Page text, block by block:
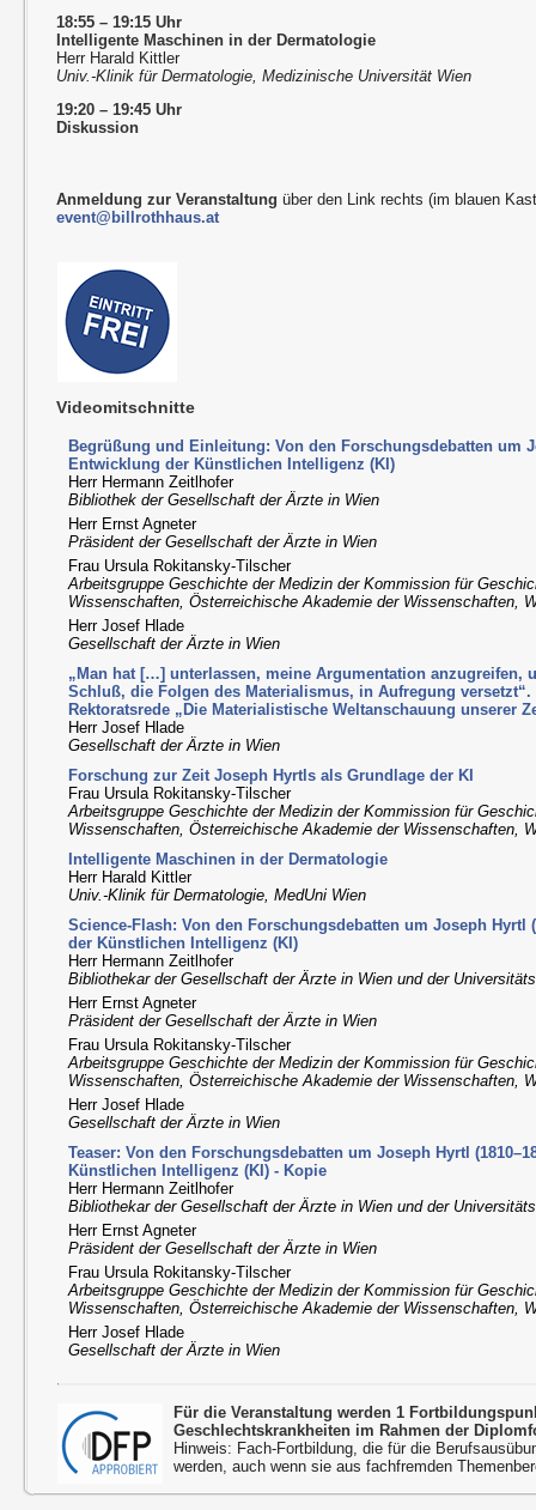
18:55 – 19:15 Uhr
Intelligente Maschinen in der Dermatologie
Herr Harald Kittler
Univ.-Klinik für Dermatologie, Medizinische Universität Wien
19:20 – 19:45 Uhr
Diskussion
Anmeldung zur Veranstaltung über den Link rechts (im blauen
event@billrothhaus.at
Videomitschnitte
Begrüßung und Einleitung: Von den Forschungsdebatten um
Entwicklung der Künstlichen Intelligenz (KI)
Herr Hermann Zeitlhofer
Bibliothek der Gesellschaft der Ärzte in Wien
Herr Ernst Agneter
Präsident der Gesellschaft der Ärzte in Wien
Frau Ursula Rokitansky-Tilscher
Arbeitsgruppe Geschichte der Medizin der Kommission für
Wissenschaften, Österreichische Akademie der Wissenschaften,
Herr Josef Hlade
Gesellschaft der Ärzte in Wien
„Man hat […] unterlassen, meine Argumentation anzugreifen,
Schluß, die Folgen des Materialismus, in Aufregung versetzt“.
Rektoratsrede „Die Materialistische Weltanschauung unserer
Herr Josef Hlade
Gesellschaft der Ärzte in Wien
Forschung zur Zeit Joseph Hyrtls als Grundlage der KI
Frau Ursula Rokitansky-Tilscher
Arbeitsgruppe Geschichte der Medizin der Kommission für
Wissenschaften, Österreichische Akademie der Wissenschaften,
Intelligente Maschinen in der Dermatologie
Herr Harald Kittler
Univ.-Klinik für Dermatologie, MedUni Wien
Science-Flash: Von den Forschungsdebatten um Joseph Hyrtl
der Künstlichen Intelligenz (KI)
Herr Hermann Zeitlhofer
Bibliothekar der Gesellschaft der Ärzte in Wien und der
Herr Ernst Agneter
Präsident der Gesellschaft der Ärzte in Wien
Frau Ursula Rokitansky-Tilscher
Arbeitsgruppe Geschichte der Medizin der Kommission für
Wissenschaften, Österreichische Akademie der Wissenschaften,
Herr Josef Hlade
Gesellschaft der Ärzte in Wien
Teaser: Von den Forschungsdebatten um Joseph Hyrtl
Künstlichen Intelligenz (KI) - Kopie
Herr Hermann Zeitlhofer
Bibliothekar der Gesellschaft der Ärzte in Wien und der
Herr Ernst Agneter
Präsident der Gesellschaft der Ärzte in Wien
Frau Ursula Rokitansky-Tilscher
Arbeitsgruppe Geschichte der Medizin der Kommission für
Wissenschaften, Österreichische Akademie der Wissenschaften,
Herr Josef Hlade
Gesellschaft der Ärzte in Wien
Für die Veranstaltung werden 1
Geschlechtskrankheiten im Rahmen der
Hinweis: Fach-Fortbildung, die für die
werden, auch wenn sie aus fachfremden